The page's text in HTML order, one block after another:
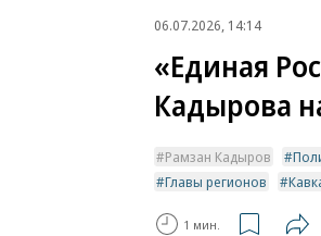
06.07.2026, 14:14
«Единая
Кадырова
Рамзан Кадыров
Главы регионов
1 мин.